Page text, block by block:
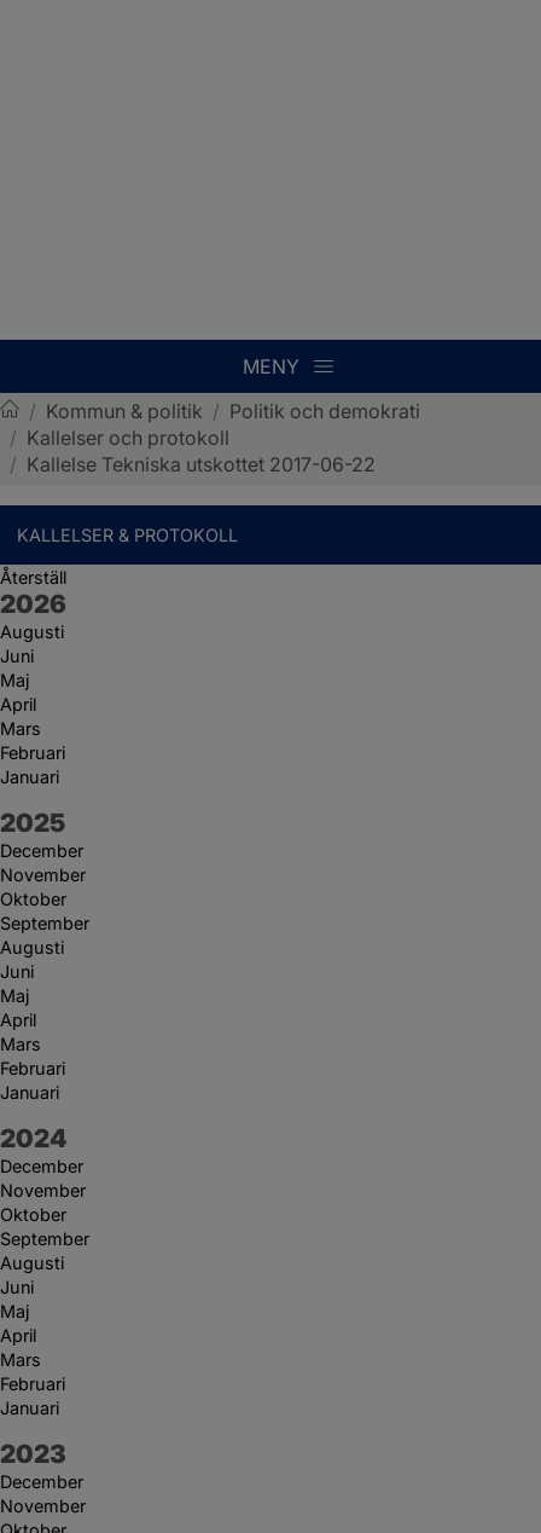
MENY
Sotenäs kommun
/ Kommun & politik / Politik och demokrati
/ Kallelser och protokoll
/ Kallelse Tekniska utskottet 2017-06-22
KALLELSER & PROTOKOLL
Återställ
År:
2026
Augusti
Juni
Maj
April
Mars
Februari
Januari
År:
2025
December
November
Oktober
September
Augusti
Juni
Maj
April
Mars
Februari
Januari
År:
2024
December
November
Oktober
September
Augusti
Juni
Maj
April
Mars
Februari
Januari
År:
2023
December
November